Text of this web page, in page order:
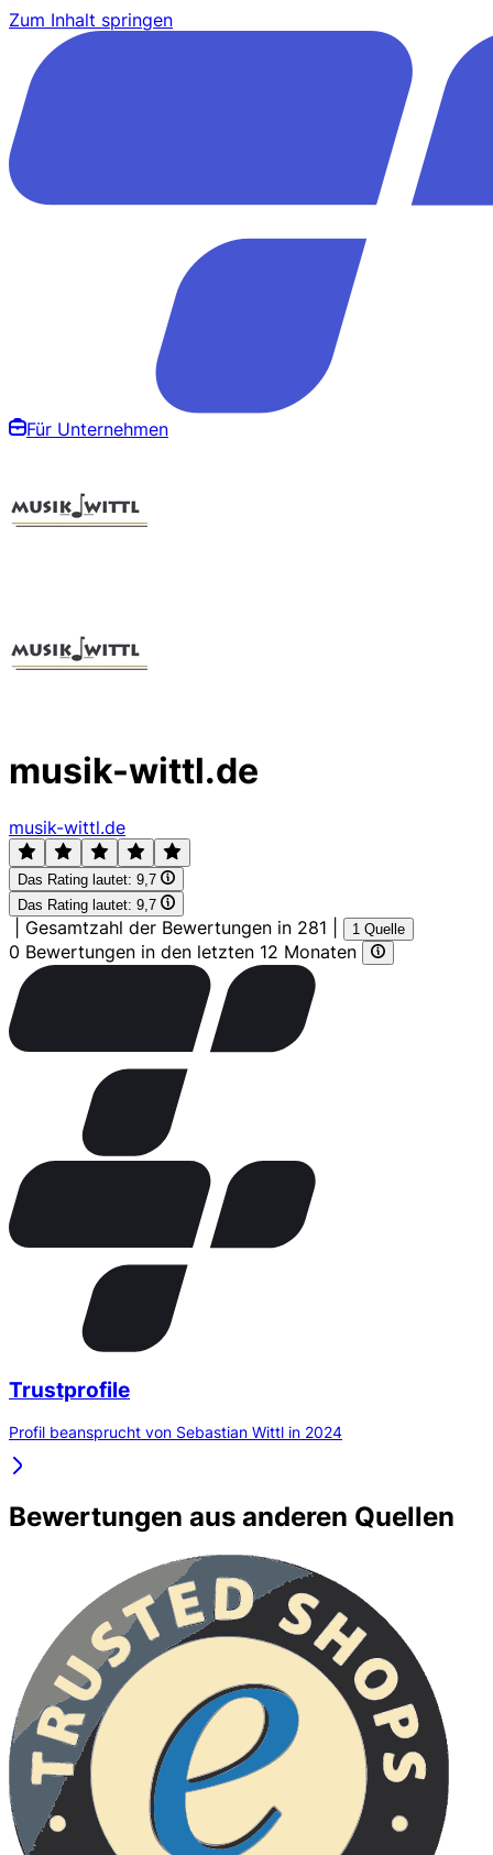
Zum Inhalt springen
Für Unternehmen
musik-wittl.de
musik-wittl.de
Das Rating lautet: 9,7
Das Rating lautet: 9,7
Gesamtzahl der Bewertungen in 281 1 Quelle
0 Bewertungen in den letzten 12 Monaten
Trustprofile
Profil beansprucht von Sebastian Wittl in 2024
Bewertungen aus anderen Quellen